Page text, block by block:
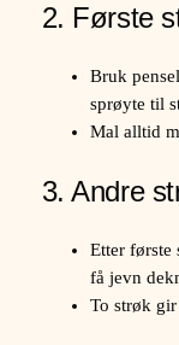
2. Første
Bruk
sprøyte til
Mal alltid
3. Andre
Etter første
få jevn
To strøk